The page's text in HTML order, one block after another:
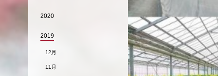
2020
2019
12月
11月